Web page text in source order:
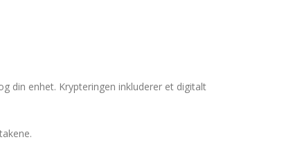
din enhet. Krypteringen inkluderer et digitalt